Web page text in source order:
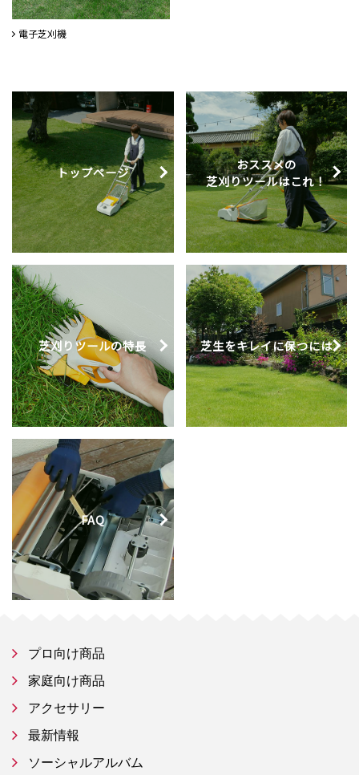
電⼦芝刈機
トップページ
おススメの
芝刈りツールはこれ！
芝刈りツールの特長 芝生をキレイに保つには
FAQ
プロ向け商品
家庭向け商品
アクセサリー
最新情報
ソーシャルアルバム